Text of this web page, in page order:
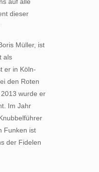
dieser
Müller, ist
als
er in Köln-
den Roten
wurde er
Im Jahr
Funken ist
der Fidelen